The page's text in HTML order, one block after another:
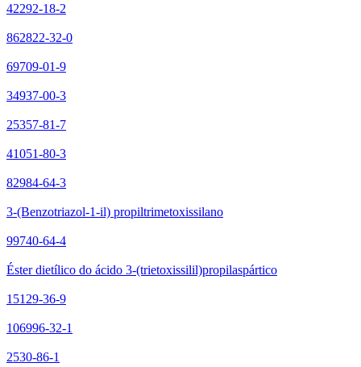
42292-18-2
862822-32-0
69709-01-9
34937-00-3
25357-81-7
41051-80-3
82984-64-3
3-(Benzotriazol-1-il) propiltrimetoxissilano
99740-64-4
Éster dietílico do ácido 3-(trietoxissilil)propilaspártico
15129-36-9
106996-32-1
2530-86-1